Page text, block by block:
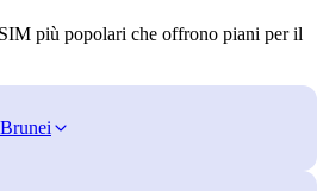
più popolari che offrono piani per il